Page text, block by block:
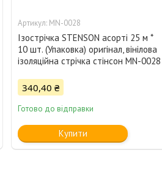
MN-0028
Ізострічка STENSON асорті 25 м *
10 шт. (Упаковка) оригінал, вінілова
ізоляційна стрічка стінсон MN-0028
340,40 ₴
Готово до відправки
Купити